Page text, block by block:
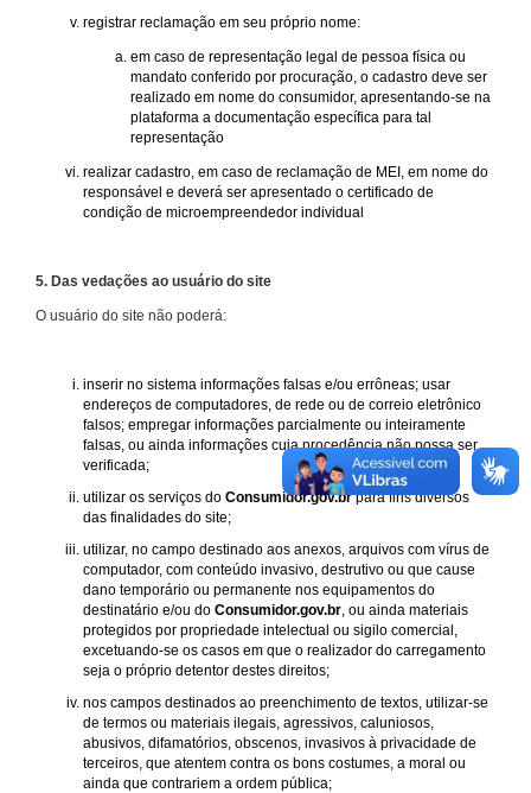
registrar reclamação em seu próprio nome:
em caso de representação legal de pessoa física ou
mandato conferido por procuração, o cadastro deve ser
realizado em nome do consumidor, apresentando-se na
plataforma a documentação específica para tal
representação
realizar cadastro, em caso de reclamação de MEI, em nome do
responsável e deverá ser apresentado o certificado de
condição de microempreendedor individual
5. Das vedações ao usuário do site
O usuário do site não poderá:
inserir no sistema informações falsas e/ou errôneas; usar
endereços de computadores, de rede ou de correio eletrônico
falsos; empregar informações parcialmente ou inteiramente
falsas, ou ainda informações cuja procedência não possa ser
verificada;
utilizar os serviços do Consumidor.gov.brpara fins diversos
das finalidades do site;
utilizar, no campo destinado aos anexos, arquivos com vírus de
computador, com conteúdo invasivo, destrutivo ou que cause
dano temporário ou permanente nos equipamentos do
destinatário e/ou do Consumidor.gov.br , ou ainda materiais
protegidos por propriedade intelectual ou sigilo comercial,
excetuando-se os casos em que o realizador do carregamento
seja o próprio detentor destes direitos;
nos campos destinados ao preenchimento de textos, utilizar-se
de termos ou materiais ilegais, agressivos, caluniosos,
abusivos, difamatórios, obscenos, invasivos à privacidade de
terceiros, que atentem contra os bons costumes, a moral ou
ainda que contrariem a ordem pública;